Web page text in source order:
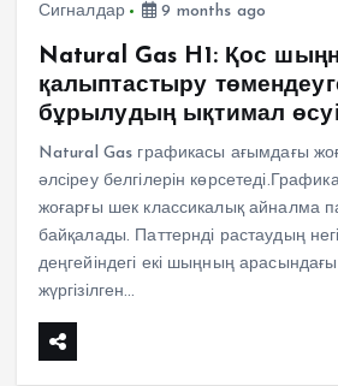
Сигналдар 9 months ago
Natural Gas H1: Қос
қалыптастыру
бұрылудың ықтимал
Natural Gas графикасы ағымдағы
әлсіреу белгілерін
жоғарғы шек классикалық айналма
байқалады. Паттернді растаудың
деңгейіндегі екі шыңның
жүргізілген…